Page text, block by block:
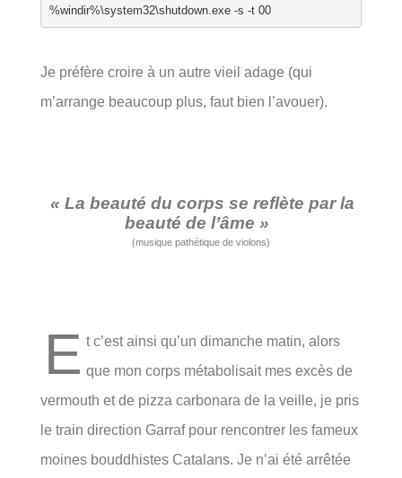
%windir%\system32\shutdown.exe -s -t 00
Je préfère croire à un autre vieil adage (qui
m’arrange beaucoup plus, faut bien l’avouer).
« La beauté du corps se reflète par la
beauté de l’âme »
(musique pathétique de violons)
E t c’est ainsi qu’un dimanche matin, alors
que mon corps métabolisait mes excès de
vermouth et de pizza carbonara de la veille, je pris
le train direction Garraf pour rencontrer les fameux
moines bouddhistes Catalans. Je n’ai été arrêtée